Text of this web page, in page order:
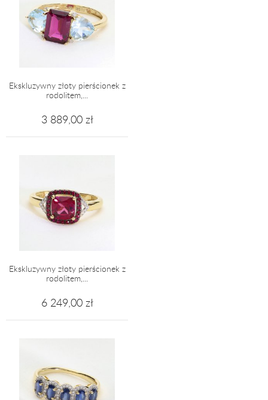
Ekskluzywny złoty pierścionek z
rodolitem,...
3 889,00 zł
Ekskluzywny złoty pierścionek z
rodolitem,...
6 249,00 zł